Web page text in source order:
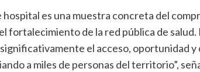
hospital es una muestra concreta del
fortalecimiento de la red pública de
el acceso, oportunidad y
a miles de personas del territorio”,